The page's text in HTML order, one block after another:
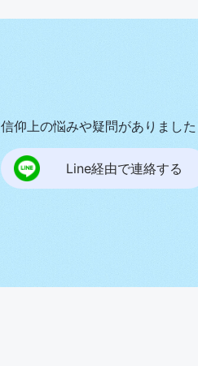
信仰上の悩みや疑問がありまし
Line経由で連絡する